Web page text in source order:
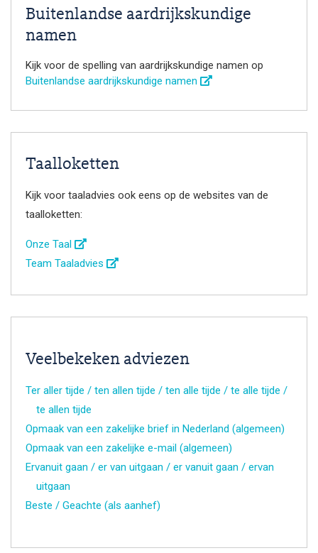
Buitenlandse aardrijkskundige
namen
Kijk voor de spelling van aardrijkskundige namen op
Buitenlandse aardrijkskundige namen
Taalloketten
Kijk voor taaladvies ook eens op de websites van de
taalloketten:
Onze Taal
Team Taaladvies
Veelbekeken adviezen
Ter aller tijde / ten allen tijde / ten alle tijde / te alle tijde /
te allen tijde
Opmaak van een zakelijke brief in Nederland (algemeen)
Opmaak van een zakelijke e-mail (algemeen)
Ervanuit gaan / er van uitgaan / er vanuit gaan / ervan
uitgaan
Beste / Geachte (als aanhef)